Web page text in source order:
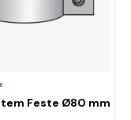
Feste Ø80 mm